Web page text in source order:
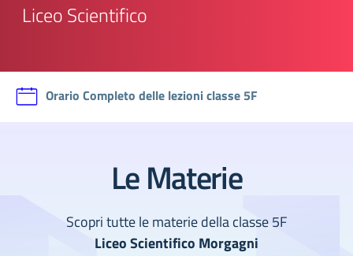
Liceo Scientifico
Orario Completo delle lezioni classe 5F
Le Materie
Scopri tutte le materie della classe 5F
Liceo Scientifico Morgagni